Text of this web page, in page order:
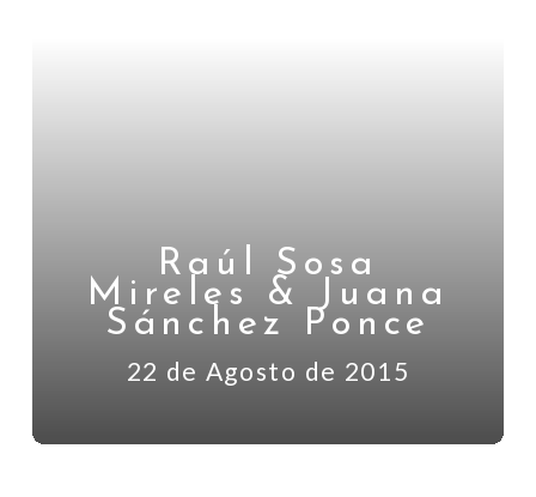
Raúl Sosa
Mireles & Juana
Sánchez Ponce
22 de Agosto de 2015